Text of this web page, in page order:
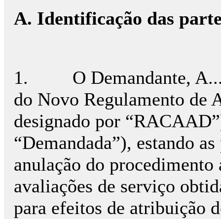
A. Identificação das
1. O Demandante, A...
do Novo Regulamento de
designado por
“Demandada”), estando
anulação do
avaliações de serviço
para efeitos de atribuição